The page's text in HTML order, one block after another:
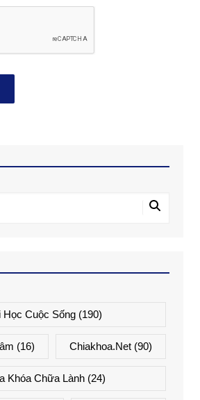
Học Cuộc Sống (190)
(16) Chiakhoa.net (90)
Khóa Chữa Lành(24)